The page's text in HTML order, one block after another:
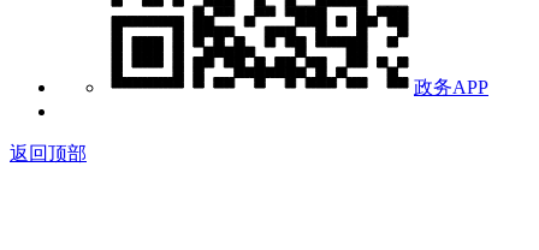
政务APP
返回顶部